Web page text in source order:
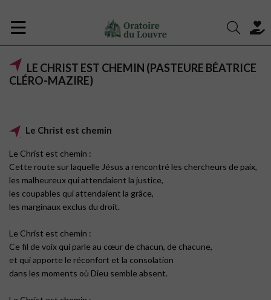
LE CHRIST EST CHEMIN (PASTEURE BÉATRICE
CLÉRO-MAZIRE)
Le Christ est chemin
Le Christ est chemin :
Cette route sur laquelle Jésus a rencontré les chercheurs de paix,
les malheureux qui attendaient la justice,
les coupables qui attendaient la grâce,
les marginaux exclus du droit.
Le Christ est chemin :
Ce fil de voix qui parle au cœur de chacun, de chacune,
et qui apporte le réconfort et la consolation
dans les moments où Dieu semble absent.